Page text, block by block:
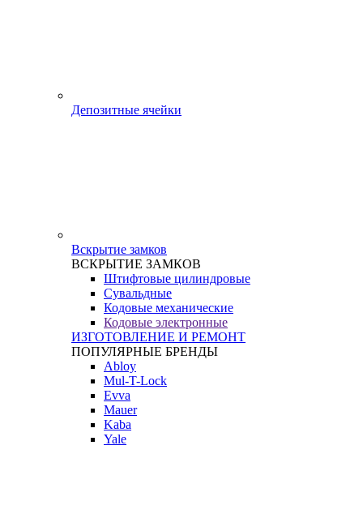
Депозитные ячейки
Вскрытие замков
ВСКРЫТИЕ ЗАМКОВ
Штифтовые цилиндровые
Сувальдные
Кодовые механические
Кодовые электронные
ИЗГОТОВЛЕНИЕ И РЕМОНТ
ПОПУЛЯРНЫЕ БРЕНДЫ
Abloy
Mul-T-Lock
Evva
Mauer
Kaba
Yale